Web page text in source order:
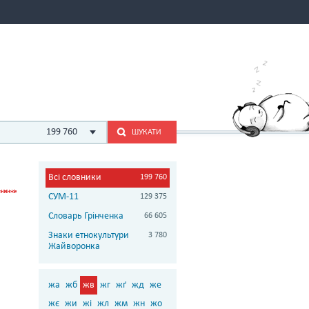
199 760 ШУКАТИ
Всі словники 199 760
СУМ-11 129 375
Словарь Грінченка 66 605
Знаки етнокультури
Жайворонка
3 780
жа жб жв жг жґ жд же
жє жи жі жл жм жн жо